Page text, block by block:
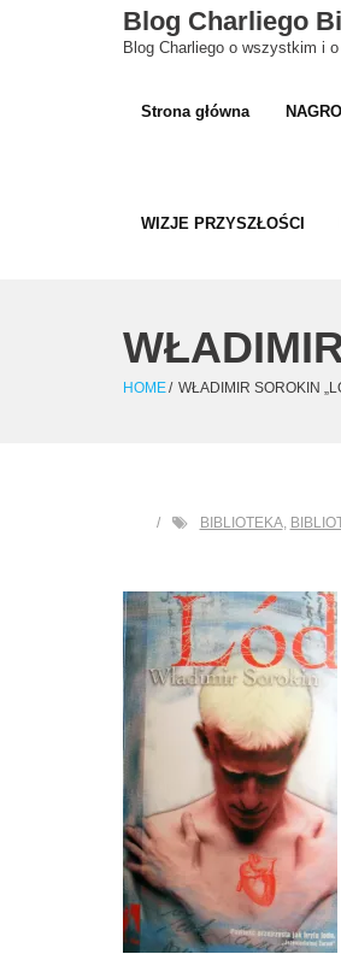
Blog Charliego
Blog Charliego o wszystkim i
Strona główna
WIZJE PRZYSZŁOŚCI
HOME/ WŁADIMIR SOROKIN
BIBLIOTEKA,